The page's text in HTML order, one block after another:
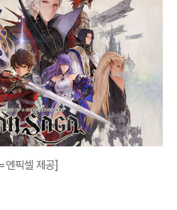
엔픽셀 제공]